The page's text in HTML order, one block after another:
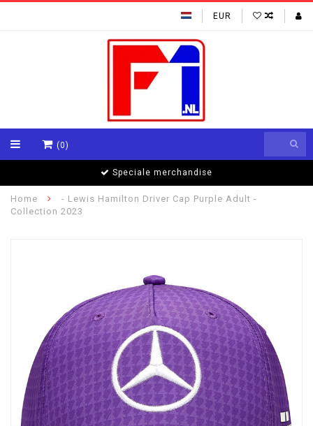
EUR
(0)
Formule 1 specialisten
Home
- Lewis Hamilton Driver Cap Purple Adult -
Collection 2023